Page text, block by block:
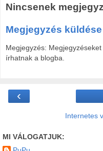
Nincsenek
Megjegyzés küldése
Megjegyzés:
írhatnak a blogba.
‹
Internetes
MI VÁLOGATJUK: